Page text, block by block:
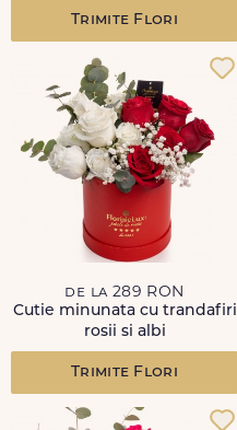
Trimite Flori
de la 289 RON
Cutie minunata cu trandafiri
rosii si albi
Trimite Flori